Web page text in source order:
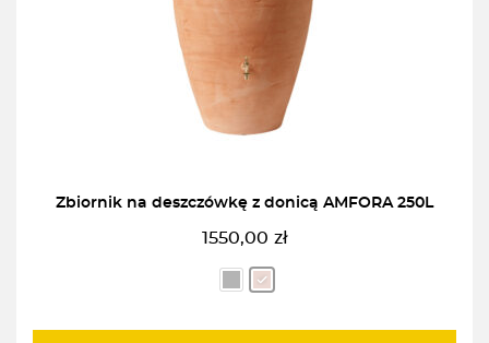
Zbiornik na deszczówkę z donicą AMFORA 250L
1550,00 zł